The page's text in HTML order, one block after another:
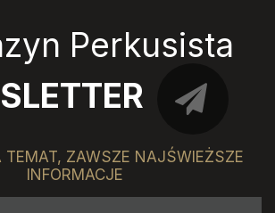
Perkusista
TEMAT, ZAWSZE NAJŚWIEŻSZE
INFORMACJE